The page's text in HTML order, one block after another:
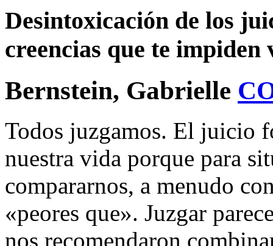
Desintoxicación de los
creencias que te
Bernstein, Gabrielle
Todos juzgamos. El juicio
nuestra vida porque para
compararnos, a menudo
«peores que». Juzgar
nos recomendaron